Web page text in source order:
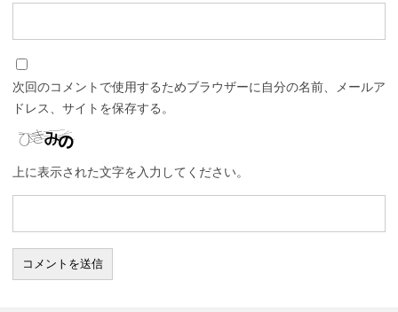
次回のコメントで使用するためブラウザーに自分の名前、メールア
ドレス、サイトを保存する。
上に表示された文字を入力してください。